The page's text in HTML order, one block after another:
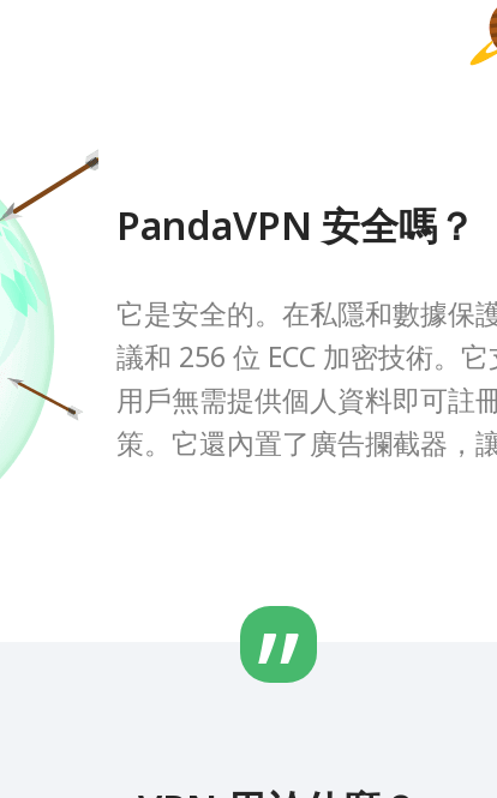
PandaVPN 安全嗎？
它是安全的。在私隱和數據保
議和 256 位 ECC 加密技術。
用戶無需提供個人資料即可註
策。它還內置了廣告攔截器，